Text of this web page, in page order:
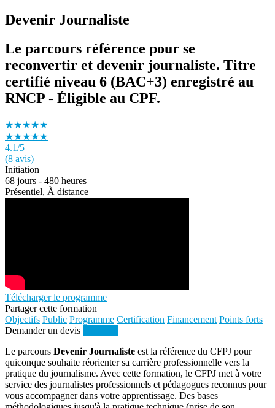
Devenir Journaliste
Le parcours référence pour se
reconvertir et devenir journaliste. Titre
certifié niveau 6 (BAC+3) enregistré au
RNCP - Éligible au CPF.
★★★★★
★★★★★
4.1/5
(8 avis)
Initiation
68 jours - 480 heures
Présentiel, À distance
Télécharger le programme
Partager cette formation
Objectifs Public Programme Certification Financement Points forts
Demander un devis
Le parcours Devenir Journaliste est la référence du CFPJ pour
quiconque souhaite réorienter sa carrière professionnelle vers la
pratique du journalisme. Avec cette formation, le CFPJ met à votre
service des journalistes professionnels et pédagogues reconnus pour
vous accompagner dans votre apprentissage. Des bases